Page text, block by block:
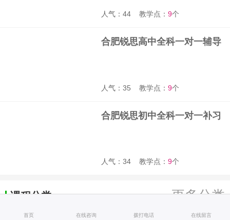
人气：44 教学点：9个
合肥锐思高中全科一对一辅导
人气：35 教学点：9个
合肥锐思初中全科一对一补习
人气：34 教学点：9个
课程分类 更多分类
首页 在线咨询 拨打电话 在线留言